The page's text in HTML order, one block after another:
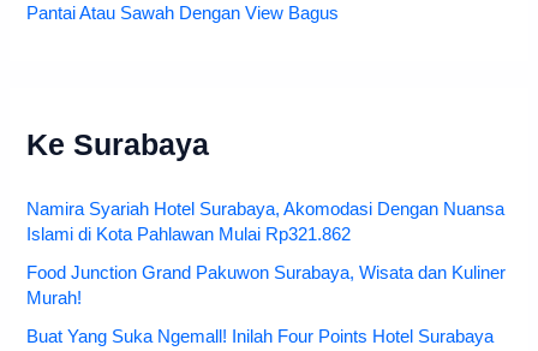
Pantai Atau Sawah Dengan View Bagus
Ke Surabaya
Namira Syariah Hotel Surabaya, Akomodasi Dengan Nuansa
Islami di Kota Pahlawan Mulai Rp321.862
Food Junction Grand Pakuwon Surabaya, Wisata dan Kuliner
Murah!
Buat Yang Suka Ngemall! Inilah Four Points Hotel Surabaya